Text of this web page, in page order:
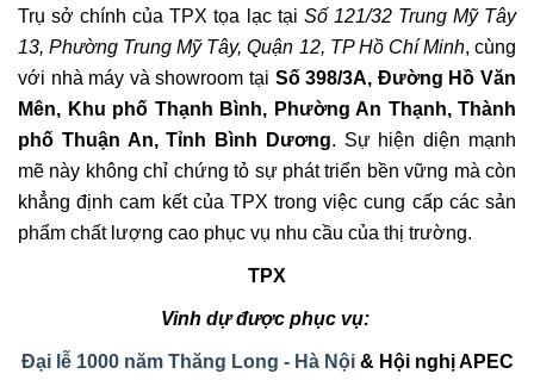
Trụ sở chính của TPX tọa lạc tại Số 121/32 Trung Mỹ Tây
13, Phường Trung Mỹ Tây, Quận 12, TP Hồ Chí Minh, cùng
với nhà máy và showroom tại Số 398/3A, Đường Hồ Văn
Mên, Khu phố Thạnh Bình, Phường An Thạnh, Thành
phố Thuận An, Tỉnh Bình Dương. Sự hiện diện mạnh
mẽ này không chỉ chứng tỏ sự phát triển bền vững mà còn
khẳng định cam kết của TPX trong việc cung cấp các sản
phẩm chất lượng cao phục vụ nhu cầu của thị trường.
TPX
Vinh dự được phục vụ:
Đại lễ 1000 năm Thăng Long - Hà Nội& Hội nghị APEC